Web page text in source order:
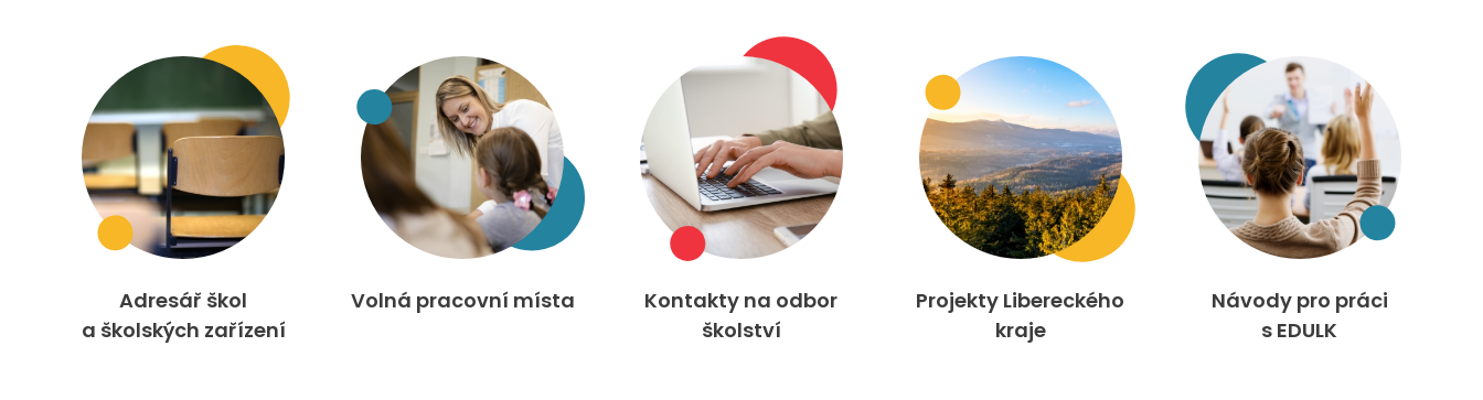
Adresář škol
a školských zařízení
Volná pracovní místa
Kontakty na odbor
školství
Projekty Libereckého
kraje
Návody pro práci
s EDULK